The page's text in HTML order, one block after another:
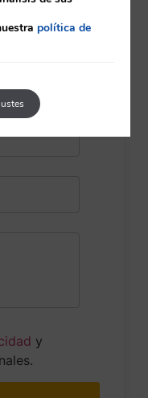
y
política de